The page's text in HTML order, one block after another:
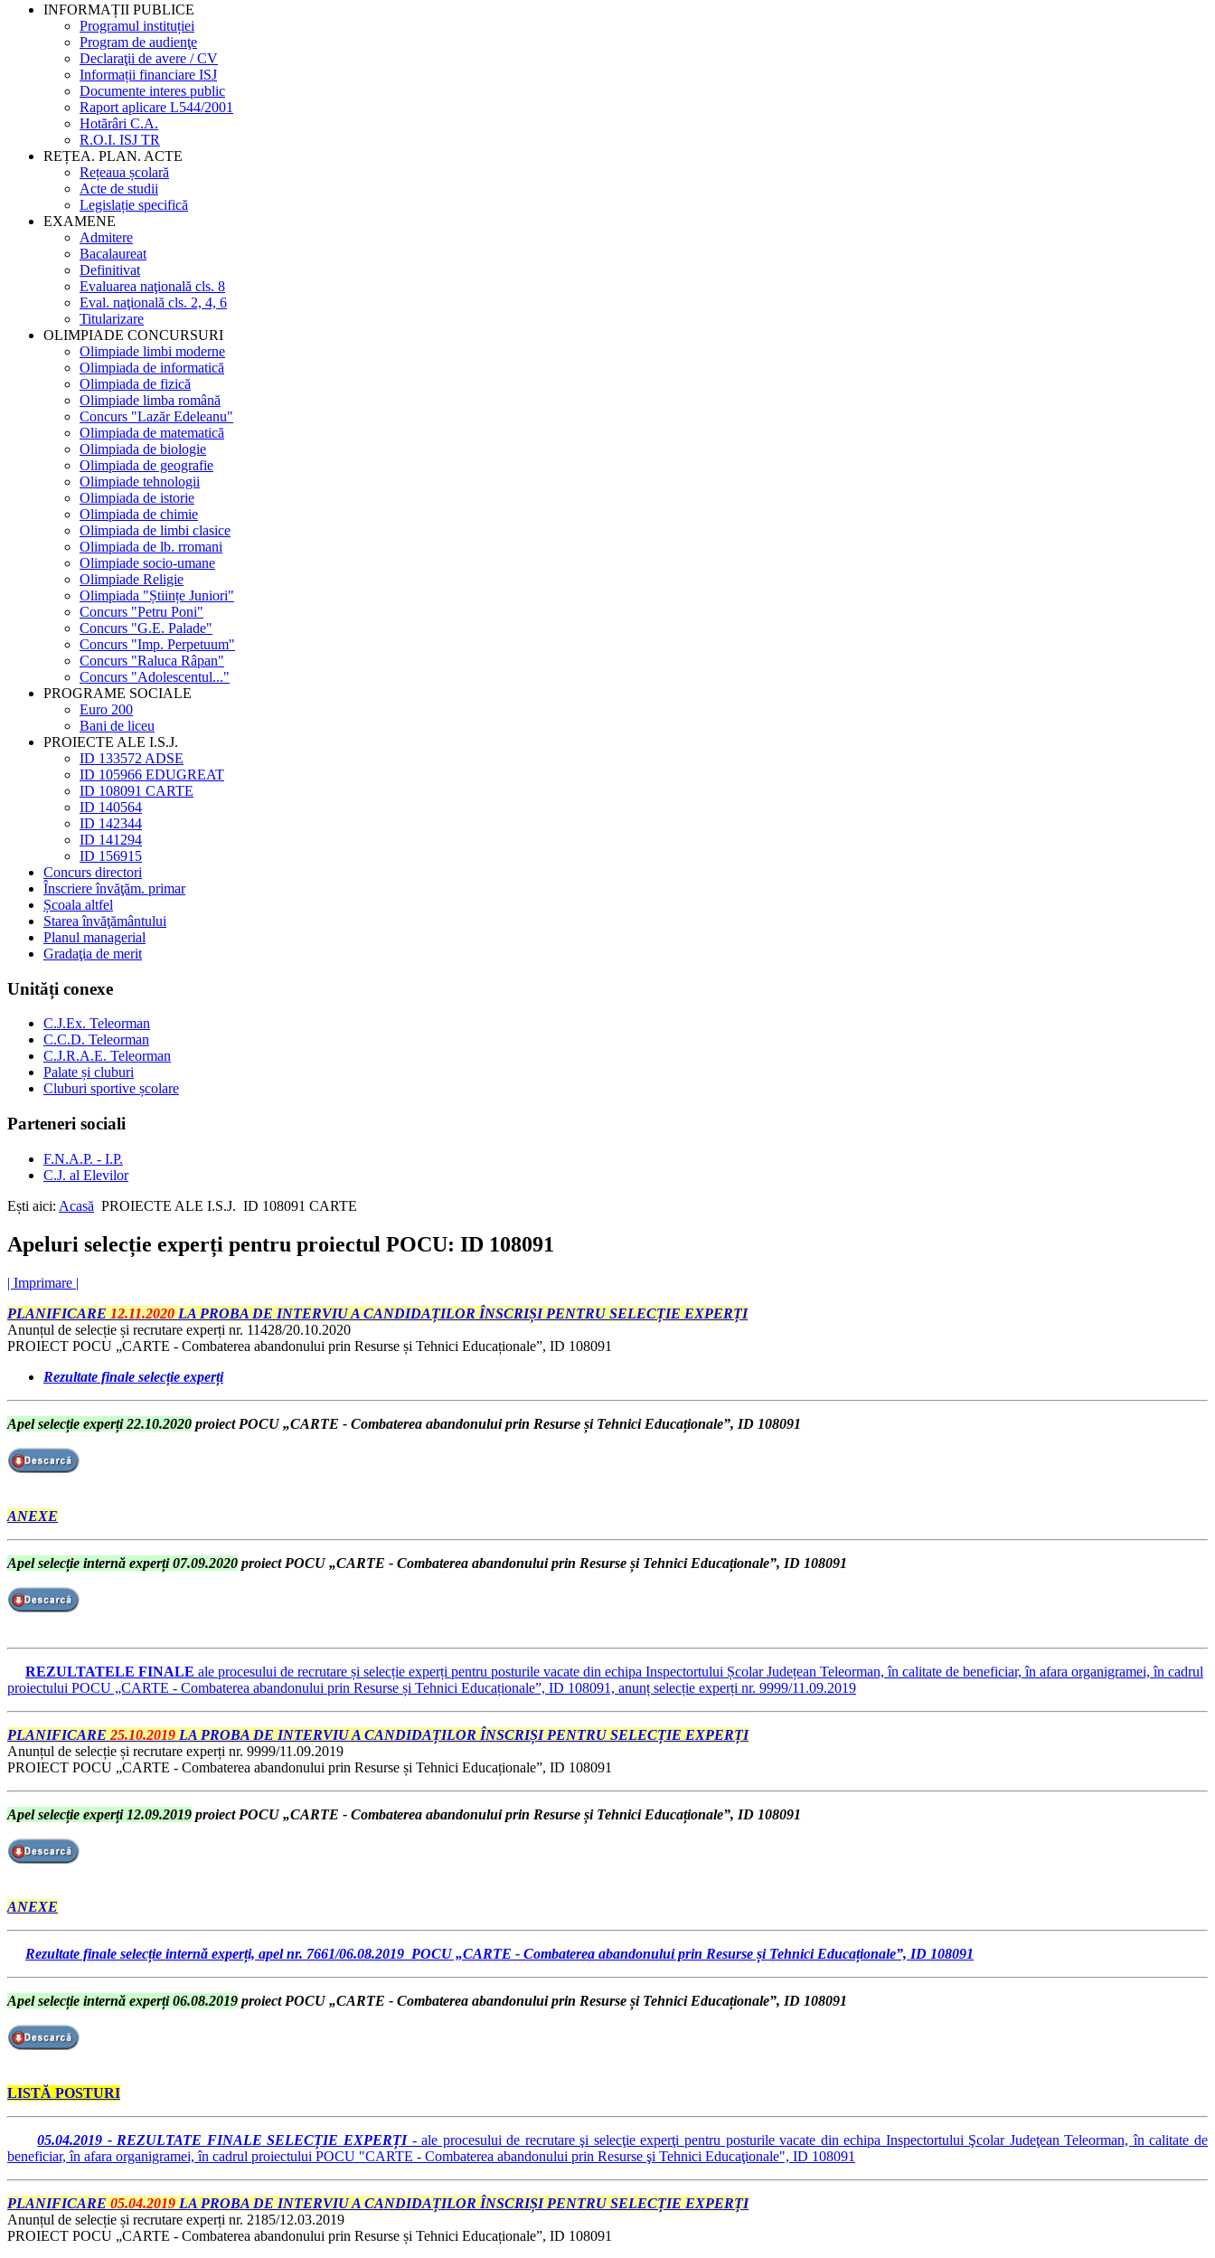
INFORMAȚII PUBLICE
Programul instituției
Program de audienţe
Declaraţii de avere / CV
Informații financiare ISJ
Documente interes public
Raport aplicare L544/2001
Hotărâri C.A.
R.O.I. ISJ TR
REȚEA. PLAN. ACTE
Rețeaua școlară
Acte de studii
Legislație specifică
EXAMENE
Admitere
Bacalaureat
Definitivat
Evaluarea naţională cls. 8
Eval. naţională cls. 2, 4, 6
Titularizare
OLIMPIADE CONCURSURI
Olimpiade limbi moderne
Olimpiada de informatică
Olimpiada de fizică
Olimpiade limba română
Concurs "Lazăr Edeleanu"
Olimpiada de matematică
Olimpiada de biologie
Olimpiada de geografie
Olimpiade tehnologii
Olimpiada de istorie
Olimpiada de chimie
Olimpiada de limbi clasice
Olimpiada de lb. rromani
Olimpiade socio-umane
Olimpiade Religie
Olimpiada "Științe Juniori"
Concurs "Petru Poni"
Concurs "G.E. Palade"
Concurs "Imp. Perpetuum"
Concurs "Raluca Râpan"
Concurs "Adolescentul..."
PROGRAME SOCIALE
Euro 200
Bani de liceu
PROIECTE ALE I.S.J.
ID 133572 ADSE
ID 105966 EDUGREAT
ID 108091 CARTE
ID 140564
ID 142344
ID 141294
ID 156915
Concurs directori
Înscriere învăţăm. primar
Școala altfel
Starea învăţământului
Planul managerial
Gradaţia de merit
Unități conexe
C.J.Ex. Teleorman
C.C.D. Teleorman
C.J.R.A.E. Teleorman
Palate și cluburi
Cluburi sportive școlare
Parteneri sociali
F.N.A.P. - I.P.
C.J. al Elevilor
Ești aici: Acasă PROIECTE ALE I.S.J. ID 108091 CARTE
Apeluri selecție experți pentru proiectul POCU: ID 108091
| Imprimare |
PLANIFICARE 12.11.2020 LA PROBA DE INTERVIU A CANDIDAȚILOR ÎNSCRIȘI PENTRU SELECȚIE EXPERȚI
Anunțul de selecție și recrutare experți nr. 11428/20.10.2020
PROIECT POCU „CARTE - Combaterea abandonului prin Resurse și Tehnici Educaționale”, ID 108091
Rezultate finale selecție experți
Apel selecție experți 22.10.2020 proiect POCU „CARTE - Combaterea abandonului prin Resurse și Tehnici Educaționale”, ID 108091
ANEXE
Apel selecție internă experți 07.09.2020 proiect POCU „CARTE - Combaterea abandonului prin Resurse și Tehnici Educaționale”, ID 108091
REZULTATELE FINALE ale procesului de recrutare și selecție experți pentru posturile vacate din echipa Inspectortului Școlar Județean Teleorman, în calitate de beneficiar, în afara organigramei, în cadrul
proiectului POCU „CARTE - Combaterea abandonului prin Resurse și Tehnici Educaționale”, ID 108091, anunț selecție experți nr. 9999/11.09.2019
PLANIFICARE 25.10.2019 LA PROBA DE INTERVIU A CANDIDAȚILOR ÎNSCRIȘI PENTRU SELECȚIE EXPERȚI
Anunțul de selecție și recrutare experți nr. 9999/11.09.2019
PROIECT POCU „CARTE - Combaterea abandonului prin Resurse și Tehnici Educaționale”, ID 108091
Apel selecție experți 12.09.2019 proiect POCU „CARTE - Combaterea abandonului prin Resurse și Tehnici Educaționale”, ID 108091
ANEXE
Rezultate finale selecție internă experți, apel nr. 7661/06.08.2019 POCU „CARTE - Combaterea abandonului prin Resurse și Tehnici Educaționale”, ID 108091
Apel selecție internă experți 06.08.2019 proiect POCU „CARTE - Combaterea abandonului prin Resurse și Tehnici Educaționale”, ID 108091
LISTĂ POSTURI
05.04.2019 - REZULTATE FINALE SELECȚIE EXPERȚI- ale procesului de recrutare şi selecţie experţi pentru posturile vacate din echipa Inspectortului Şcolar Judeţean Teleorman, în calitate de
beneficiar, în afara organigramei, în cadrul proiectului POCU "CARTE - Combaterea abandonului prin Resurse şi Tehnici Educaţionale", ID 108091
PLANIFICARE 05.04.2019 LA PROBA DE INTERVIU A CANDIDAȚILOR ÎNSCRIȘI PENTRU SELECȚIE EXPERȚI
Anunțul de selecție și recrutare experți nr. 2185/12.03.2019
PROIECT POCU „CARTE - Combaterea abandonului prin Resurse și Tehnici Educaționale”, ID 108091